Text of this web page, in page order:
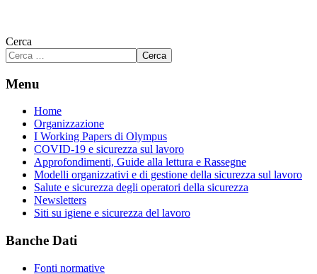
Cerca
Cerca
Menu
Home
Organizzazione
I Working Papers di Olympus
COVID-19 e sicurezza sul lavoro
Approfondimenti, Guide alla lettura e Rassegne
Modelli organizzativi e di gestione della sicurezza sul lavoro
Salute e sicurezza degli operatori della sicurezza
Newsletters
Siti su igiene e sicurezza del lavoro
Banche Dati
Fonti normative